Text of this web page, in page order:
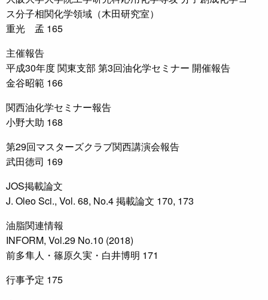
ス分子相関化学領域（木田研究室）
重光 孟 165
主催報告
平成30年度 関東支部 第3回油化学セミナー 開催報告
金谷昭範 166
関西油化学セミナー報告
小野大助 168
第29回マスターズクラブ関西講演会報告
武田徳司 169
JOS掲載論文
J. Oleo Sci., Vol. 68, No.4 掲載論文 170, 173
油脂関連情報
INFORM, Vol.29 No.10 (2018)
前多隼人・篠原久実・白井博明 171
行事予定 175